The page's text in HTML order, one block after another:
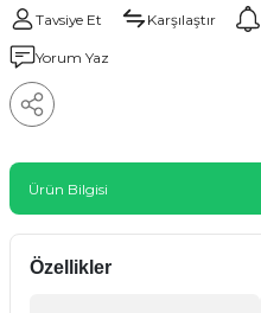
Tavsiye Et Karşılaştır
Yorum Yaz
Ürün Bilgisi
Özellikler